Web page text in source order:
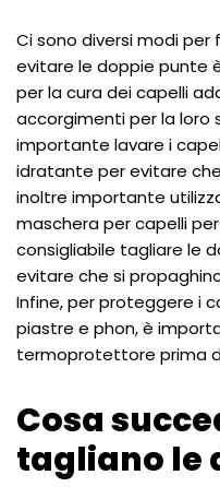
Ci sono diversi modi per
evitare le doppie punte
per la cura dei capelli
accorgimenti per la loro
importante lavare i
idratante per evitare
inoltre importante
maschera per capelli
consigliabile tagliare le
evitare che si
Infine, per proteggere i
piastre e phon, è
termoprotettore prima
Cosa
tagliano le